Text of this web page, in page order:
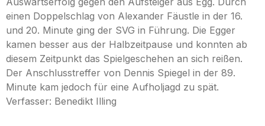
einen Doppelschlag von Alexander Fäustle in der 16.
und 20. Minute ging der SVG in Führung. Die Egger
kamen besser aus der Halbzeitpause und konnten ab
diesem Zeitpunkt das Spielgeschehen an sich reißen.
Der Anschlusstreffer von Dennis Spiegel in der 89.
Minute kam jedoch für eine Aufholjagd zu spät.
Verfasser: Benedikt Illing